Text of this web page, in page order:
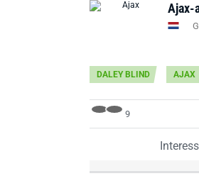
Ajax-
DALEY BLIND AJAX
9